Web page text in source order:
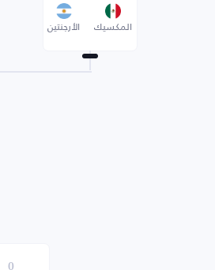
المكسيك الأرجنتين
0